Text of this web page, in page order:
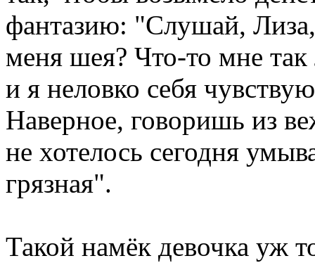
фантазию: "Слушай,
меня шея? Что-то мне так
и я неловко себя
Наверное, говоришь из
не хотелось сегодня
грязная".
Такой намёк девочка уж